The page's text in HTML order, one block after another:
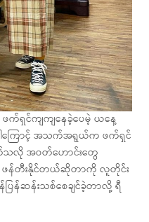
ရှင်ကျကျနေခဲ့ပေမဲ့ ယနေ့
ါကြောင့် အသက်အရွယ်က ဖက်ရှင်
လို အဝတ်ဟောင်းတွေ
ဖန်တီးနိုင်တယ်ဆိုတာကို လူတိုင်း
ဆန်းသစ်စေချင်ခဲ့တာလို့ ရီ